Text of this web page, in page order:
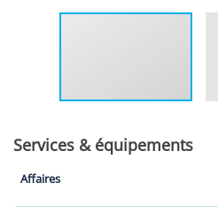
Services & équipements
Affaires